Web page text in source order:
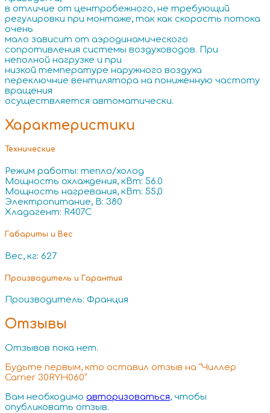
в отличие от центробежного, не требующий
регулировки при монтаже, так как скорость потока
очень
мало зависит от аэродинамического
сопротивления системы воздуховодов. При
неполной нагрузке и при
низкой температуре наружного воздуха
переключние вентилятора на пониженную частоту
вращения
осуществляется автоматически.
Характеристики
Технические
Режим работы: тепло/холод
Мощность охлаждения, кВт: 56.0
Мощность нагревания, кВт: 55,0
Электропитание, В: 380
Хладагент: R407C
Габариты и Вес
Вес, кг: 627
Производитель и Гарантия
Производитель: Франция
Отзывы
Отзывов пока нет.
Будьте первым, кто оставил отзыв на “Чиллер
Carrier 30RYH060”
Вам необходимо авторизоваться, чтобы
опубликовать отзыв.